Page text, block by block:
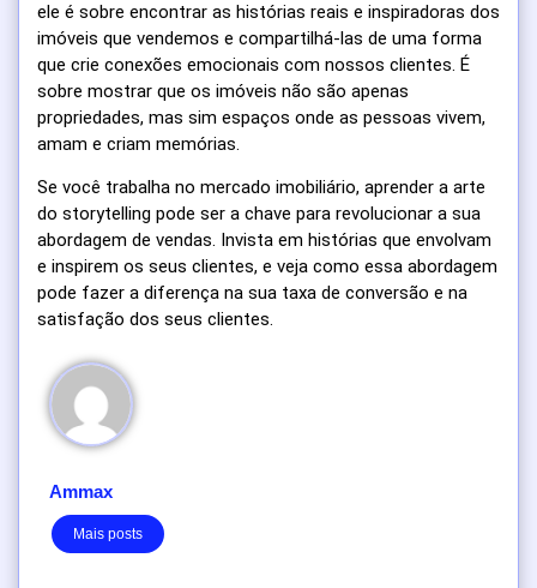
ele é sobre encontrar as histórias reais e inspiradoras dos
imóveis que vendemos e compartilhá-las de uma forma
que crie conexões emocionais com nossos clientes. É
sobre mostrar que os imóveis não são apenas
propriedades, mas sim espaços onde as pessoas vivem,
amam e criam memórias.
Se você trabalha no mercado imobiliário, aprender a arte
do storytelling pode ser a chave para revolucionar a sua
abordagem de vendas. Invista em histórias que envolvam
e inspirem os seus clientes, e veja como essa abordagem
pode fazer a diferença na sua taxa de conversão e na
satisfação dos seus clientes.
Ammax
Mais posts